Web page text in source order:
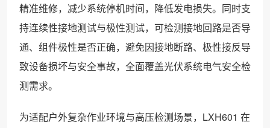
精准维修，减少系统停机时间，降低发电损失。同时支
持连续性接地测试与极性测试，可检测接地回路是否导
通、组件极性是否正确，避免因接地断路、极性接反导
致设备损坏与安全事故，全面覆盖光伏系统电气安全检
测需求。
为适配户外复杂作业环境与高压检测场景，LXH601 在